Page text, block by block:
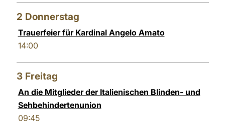
2 Donnerstag
Trauerfeier für Kardinal Angelo Amato
14:00
3 Freitag
An die Mitglieder der Italienischen Blinden- und
Sehbehindertenunion
09:45